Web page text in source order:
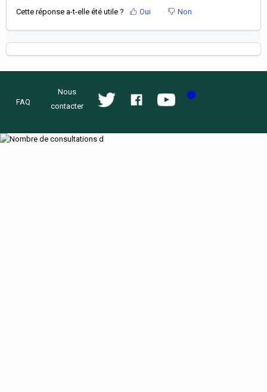
Cette réponse a-t-elle été utile ? Oui Non
FAQ
Nous
contacter